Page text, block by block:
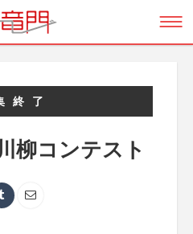
終了
柳コンテスト